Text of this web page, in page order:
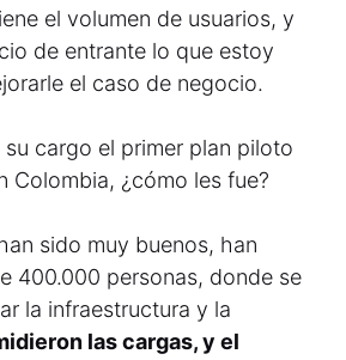
el volumen de usuarios, y
de entrante lo que estoy
el caso de negocio.
cargo el primer plan piloto
Colombia, ¿cómo les fue?
sido muy buenos, han
400.000 personas, donde se
la infraestructura y la
las cargas, y el